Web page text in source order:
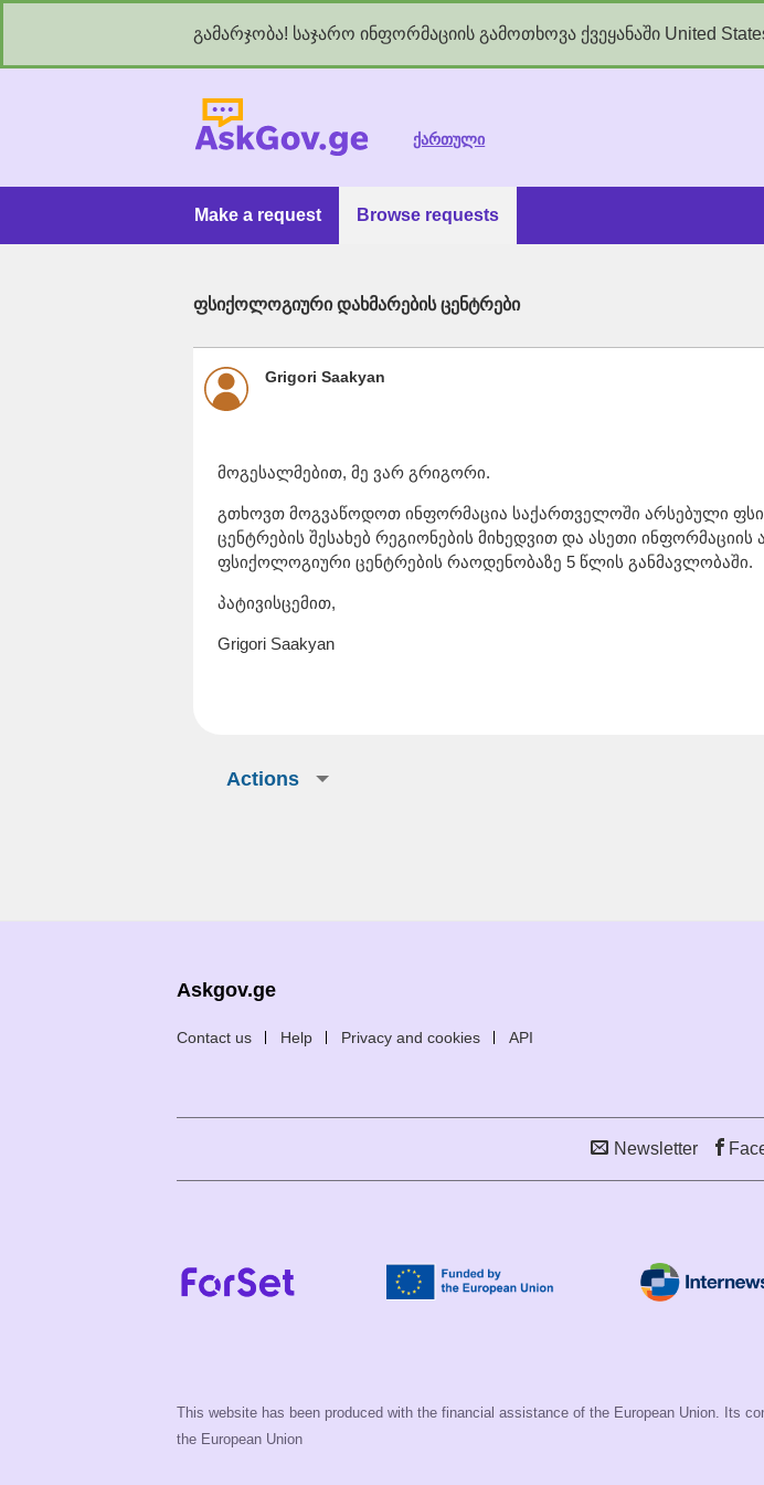
გამარჯობა! საჯარო ინფორმაციის გამოთხოვა ქვეყანაში United
ქართული
Make a request Browse requests
ფსიქოლოგიური დახმარების ცენტრები
Grigori Saakyan
მოგესალმებით, მე ვარ გრიგორი.
გთხოვთ მოგვაწოდოთ ინფორმაცია საქართველოში არსებული
ცენტრების შესახებ რეგიონების მიხედვით და ასეთი ინფორმაციის
ფსიქოლოგიური ცენტრების რაოდენობაზე 5 წლის განმავლობაში.
პატივისცემით,
Grigori Saakyan
Actions
Askgov.ge
Contact us Help Privacy and cookies API
Newsletter
This website has been produced with the financial assistance of the European Union. Its
the European Union